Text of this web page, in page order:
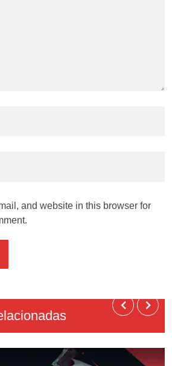
and website in this browser for